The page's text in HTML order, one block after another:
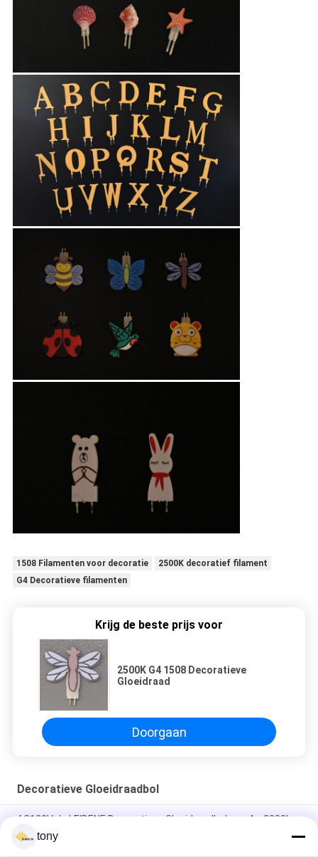
1508 Filamenten voor decoratie
2500K decoratief filament
G4 Decoratieve filamenten
Krijg de beste prijs voor
2500K G4 1508 Decoratieve
Gloeidraad
Doorgaan
Decoratieve Gloeidraadbol
AC120V de LEIDENE Decoratieve Gloeidraadbol van 4w 2200k
G125tony